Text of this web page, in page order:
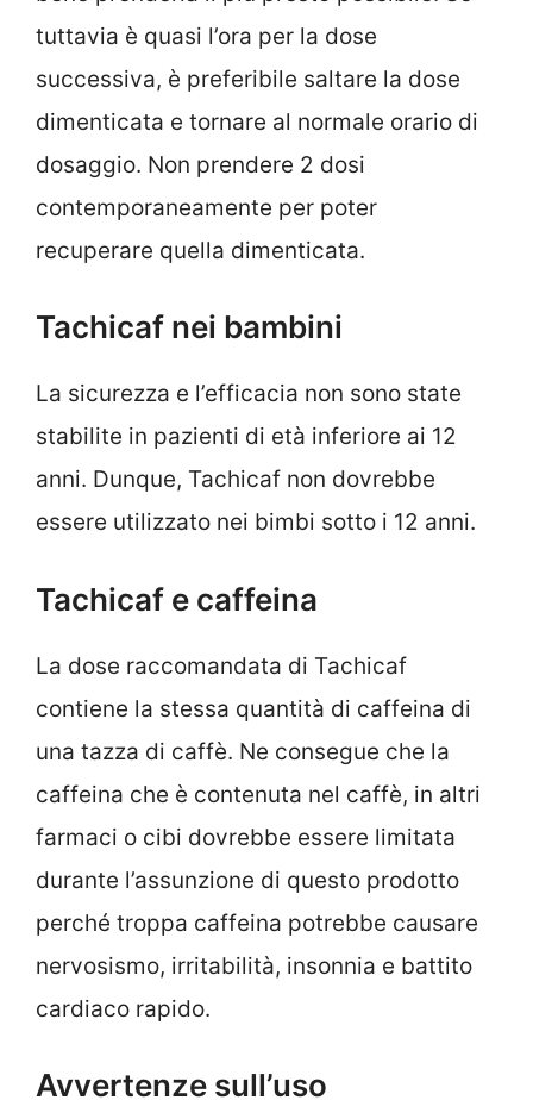
tuttavia è quasi l’ora per la dose
successiva, è preferibile saltare la dose
dimenticata e tornare al normale orario di
dosaggio. Non prendere 2 dosi
contemporaneamente per poter
recuperare quella dimenticata.
Tachicaf nei bambini
La sicurezza e l’efficacia non sono state
stabilite in pazienti di età inferiore ai 12
anni. Dunque, Tachicaf non dovrebbe
essere utilizzato nei bimbi sotto i 12 anni.
Tachicaf e caffeina
La dose raccomandata di Tachicaf
contiene la stessa quantità di caffeina di
una tazza di caffè. Ne consegue che la
caffeina che è contenuta nel caffè, in altri
farmaci o cibi dovrebbe essere limitata
durante l’assunzione di questo prodotto
perché troppa caffeina potrebbe causare
nervosismo, irritabilità, insonnia e battito
cardiaco rapido.
Avvertenze sull’uso